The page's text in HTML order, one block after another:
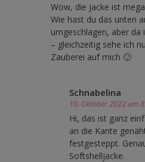
Wow, die Jacke ist
Wie hast du das unten
umgeschlagen, aber
– gleichzeitig sehe ich
Zauberei auf mich 🙂
Schnabelina
10. Oktober 2022 um
Hi, das ist ganz
an die Kante
festgesteppt.
Softshelljacke.